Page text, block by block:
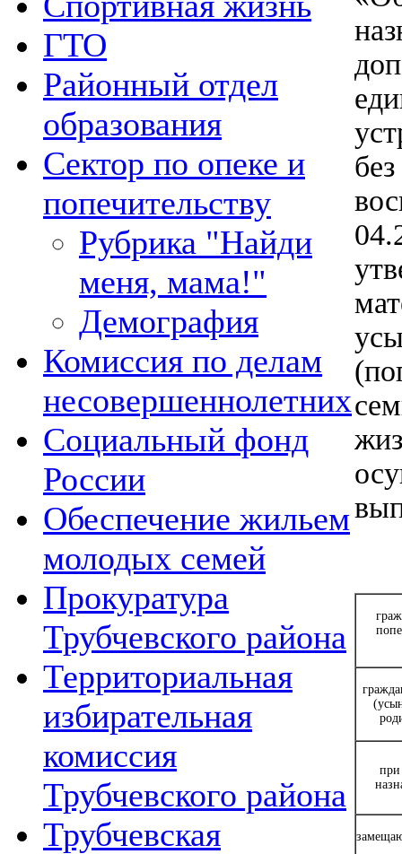
ГТО
Районный отдел
образования
Сектор по опеке и
попечительству
Рубрика "Найди
меня, мама!"
Демография
Комиссия по делам
несовершеннолетних
Социальный фонд
России
Обеспечение жильем
молодых семей
Прокуратура
Трубчевского района
Территориальная
избирательная
комиссия
Трубчевского района
Трубчевская
при